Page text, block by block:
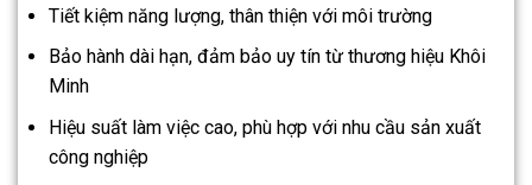
Tiết kiệm năng lượng, thân thiện với môi trường
Bảo hành dài hạn, đảm bảo uy tín từ thương hiệu Khôi
Minh
Hiệu suất làm việc cao, phù hợp với nhu cầu sản xuất
công nghiệp